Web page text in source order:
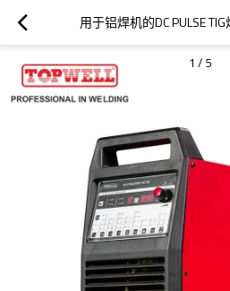
用于铝焊机的DC PULSE
1 / 5